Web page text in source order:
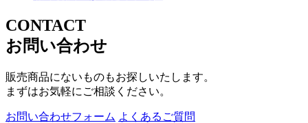
CONTACT
お問い合わせ
販売商品にないものもお探しいたします。
まずはお気軽にご相談ください。
お問い合わせフォーム よくあるご質問